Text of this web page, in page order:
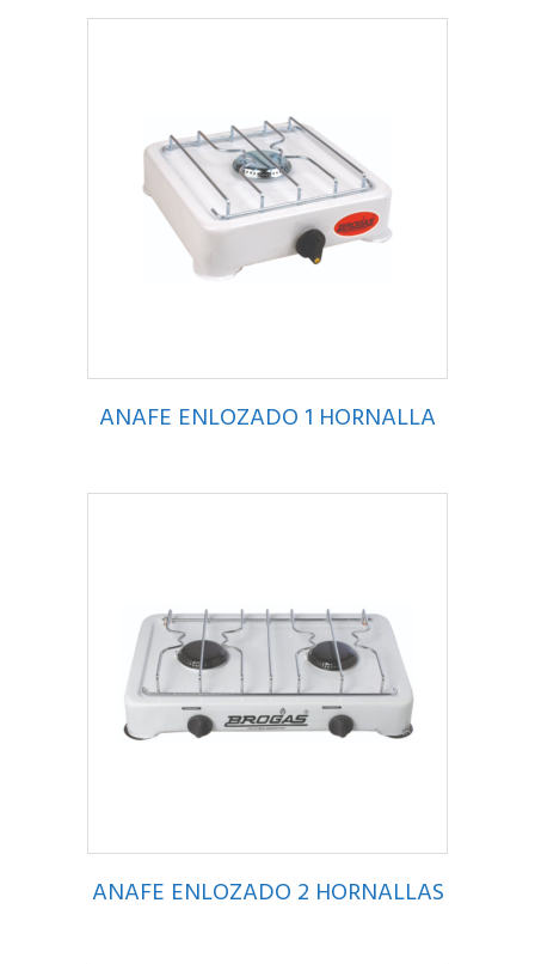
ANAFE ENLOZADO 1 HORNALLA
ANAFE ENLOZADO 2 HORNALLAS